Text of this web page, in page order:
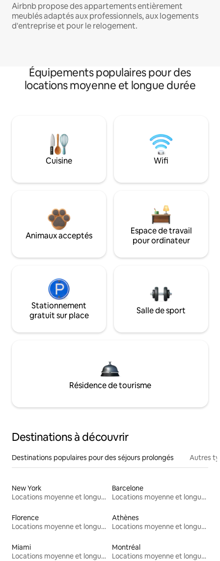
Airbnb propose des appartements entièrement
meublés adaptés aux professionnels, aux logements
d'entreprise et pour le relogement.
Équipements populaires pour des
locations moyenne et longue durée
Cuisine Wifi
Animaux acceptés
Espace de travail
pour ordinateur
Stationnement
gratuit sur place
Salle de sport
Résidence de tourisme
Destinations à découvrir
Destinations populaires pour des séjours prolongés Autres
New York
Locations moyenne et longue durée
Barcelone
Locations moyenne et longue durée
Florence
Locations moyenne et longue durée
Athènes
Locations moyenne et longue durée
Miami
Locations moyenne et longue durée
Montréal
Locations moyenne et longue durée